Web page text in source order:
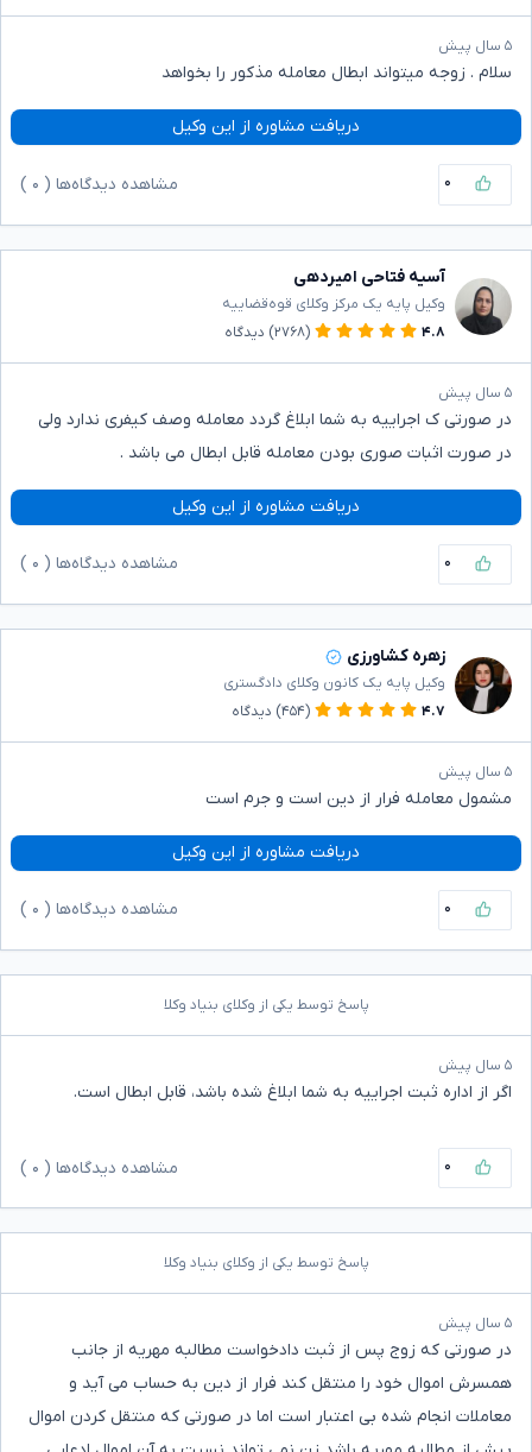
۵ سال پیش
سلام . زوجه میتواند ابطال معامله مذکور را بخواهد
دریافت مشاوره از این وکیل
۰ مشاهده دیدگاه‌ها ( ۰
آسیه فتاحی امیردهی
وکیل پایه یک مرکز وکلای قوه‌قضاییه
۴.۸
(۲۷۶۸) دیدگاه
۵ سال پیش
در صورتی ک اجراییه به شما ابلاغ گردد معامله وصف کیفری ندارد ولی
در صورت اثبات صوری بودن معامله قابل ابطال می باشد .
دریافت مشاوره از این وکیل
۰ مشاهده دیدگاه‌ها ( ۰
زهره کشاورزی
وکیل پایه یک کانون وکلای دادگستری
۴.۷
(۴۵۴) دیدگاه
۵ سال پیش
مشمول معامله فرار از دین است و جرم است
دریافت مشاوره از این وکیل
۰ مشاهده دیدگاه‌ها ( ۰
پاسخ توسط یکی از وکلای بنیاد وکلا
۵ سال پیش
اگر از اداره ثبت اجراییه به شما ابلاغ شده باشد، قابل ابطال است.
۰ مشاهده دیدگاه‌ها ( ۰
پاسخ توسط یکی از وکلای بنیاد وکلا
۵ سال پیش
در صورتی که زوج پس از ثبت دادخواست مطالبه مهریه از جانب
همسرش اموال خود را منتقل کند فرار از دین به حساب می آید و
معاملات انجام شده بی اعتبار است اما در صورتی که منتقل کردن اموال